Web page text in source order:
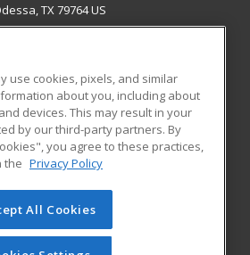
TX 79764 US
RESOURCES
Student Blog
of Cengage Learning. All rights
on this site cannot be reproduced or
use cookies, pixels, and similar
about you, including about
devices. This may result in your
by our third-party partners. By
you agree to these practices,
the Privacy Policy
All Cookies